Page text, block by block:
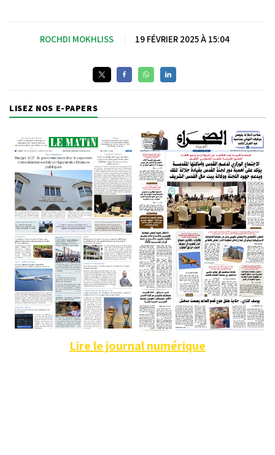
ROCHDI MOKHLISS 19 FÉVRIER 2025 À 15:04
LISEZ NOS E-PAPERS
Lire le journal numérique